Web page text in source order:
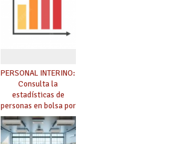
PERSONAL INTERINO:
Consulta la
estadísticas de
personas en bolsa por
cuerpo, especialidad
y tipo de bolsa para
el curso 26/27